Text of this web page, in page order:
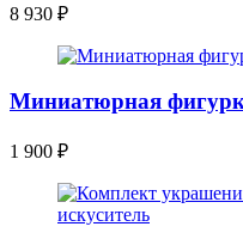
8 930 ₽
Миниатюрная
1 900 ₽